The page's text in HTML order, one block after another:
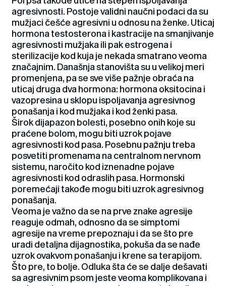
agresivnosti. Postoje validni naučni podaci da su
mužjaci češće agresivni u odnosu na ženke. Uticaj
hormona testosterona i kastracije na smanjivanje
agresivnosti mužjaka ili pak estrogena i
sterilizacije kod kuja je nekada smatrano veoma
značajnim. Današnja stanovišta su u velikoj meri
promenjena, pa se sve više pažnje obraća na
uticaj druga dva hormona: hormona oksitocina i
vazopresina u sklopu ispoljavanja agresivnog
ponašanja i kod mužjaka i kod ženki pasa.
Širok dijapazon bolesti, posebno onih koje su
praćene bolom, mogu biti uzrok pojave
agresivnosti kod pasa. Posebnu pažnju treba
posvetiti promenama na centralnom nervnom
sistemu, naročito kod iznenadne pojave
agresivnosti kod odraslih pasa. Hormonski
poremećaji takođe mogu biti uzrok agresivnog
ponašanja.
Veoma je važno da se na prve znake agresije
reaguje odmah, odnosno da se simptomi
agresije na vreme prepoznaju i da se što pre
uradi detaljna dijagnostika, pokuša da se nađe
uzrok ovakvom ponašanju i krene sa terapijom.
Što pre, to bolje. Odluka šta će se dalje dešavati
sa agresivnim psom jeste veoma komplikovana i